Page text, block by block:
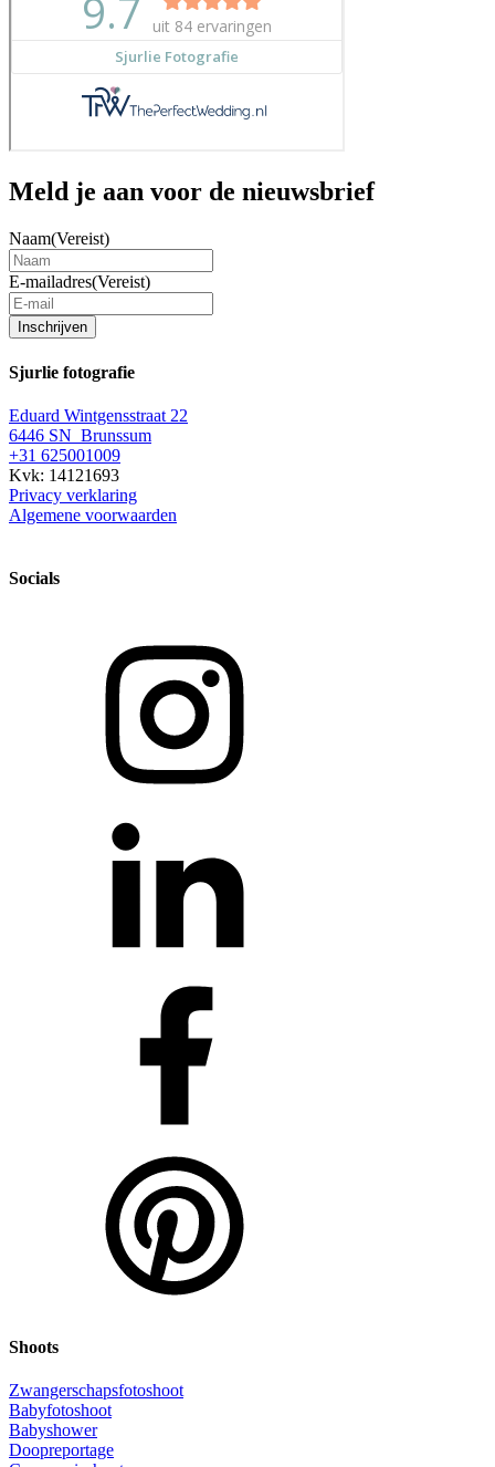
Meld je aan voor de nieuwsbrief
Naam(Vereist)
E-mailadres(Vereist)
Inschrijven
Sjurlie fotografie
Eduard Wintgensstraat 22
6446 SN Brunssum
+31 625001009
Kvk: 14121693
Privacy verklaring
Algemene voorwaarden
Socials
Shoots
Zwangerschapsfotoshoot
Babyfotoshoot
Babyshower
Doopreportage